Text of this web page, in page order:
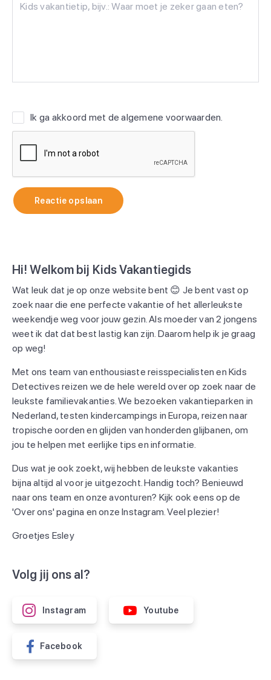
Ik ga akkoord met dealgemene voorwaarden.
Reactie opslaan
Hi! Welkom bij Kids Vakantiegids
Wat leuk dat je op onze website bent 😊 Je bent vast op
zoek naar die ene perfecte vakantie of het allerleukste
weekendje weg voor jouw gezin. Als moeder van 2 jongens
weet ik dat dat best lastig kan zijn. Daarom help ik je graag
op weg!
Met ons team van enthousiaste reisspecialisten en Kids
Detectives reizen we de hele wereld over op zoek naar de
leukste familievakanties. We bezoeken vakantieparken in
Nederland, testen kindercampings in Europa, reizen naar
tropische oorden en glijden van honderden glijbanen, om
jou te helpen met eerlijke tips en informatie.
Dus wat je ook zoekt, wij hebben de leukste vakanties
bijna altijd al voor je uitgezocht. Handig toch? Benieuwd
naar ons team en onze avonturen? Kijk ook eens op de
'Over ons' pagina en onze Instagram. Veel plezier!
Groetjes Esley
Volg jij ons al?
Instagram Youtube
Facebook